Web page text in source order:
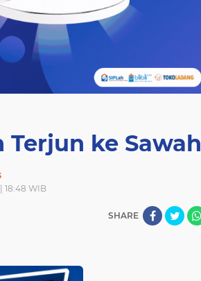
ke Sawah
18:48 WIB
SHARE